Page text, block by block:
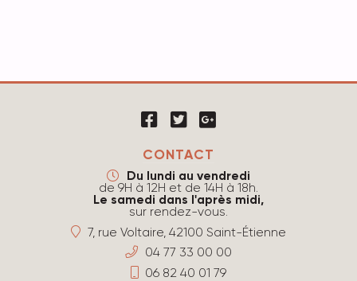
CONTACT
Du lundi au vendredi
de 9H à 12H et de 14H à 18h.
Le samedi dans l'après midi,
sur rendez-vous.
7, rue Voltaire, 42100 Saint-Étienne
04 77 33 00 00
06 82 40 01 79